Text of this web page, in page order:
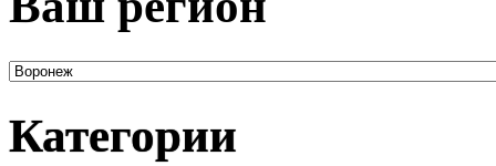
Категории